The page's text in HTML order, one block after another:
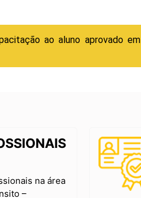
ao aluno aprovado em
na área
–